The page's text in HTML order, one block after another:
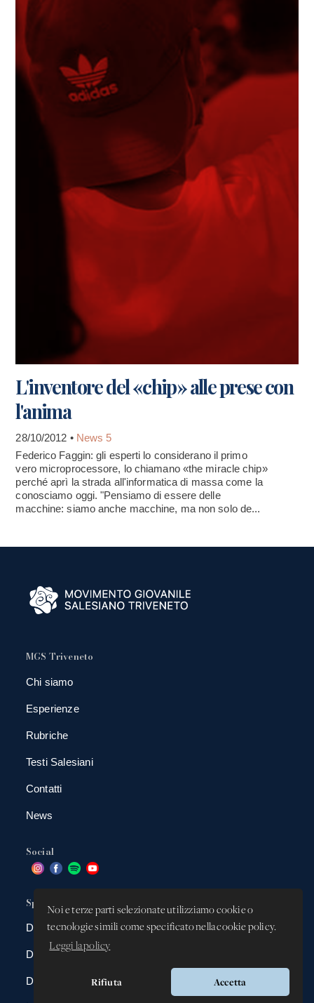
Noi e terze parti selezionate utilizziamo cookie o
tecnologie simili come specificato nella cookie policy.
Leggi la policy
Rifiuta Accetta
L'inventore del «chip» alle prese con
l'anima
28/10/2012 • News 5
Federico Faggin: gli esperti lo considerano il primo
vero microprocessore, lo chiamano «the miracle chip»
perché aprì la strada all'informatica di massa come la
conosciamo oggi. "Pensiamo di essere delle
macchine: siamo anche macchine, ma non solo de...
MGS Triveneto
Chi siamo
Esperienze
Rubriche
Testi Salesiani
Contatti
News
Social
Spazio app
DBAnima
DBContest
DBDrive